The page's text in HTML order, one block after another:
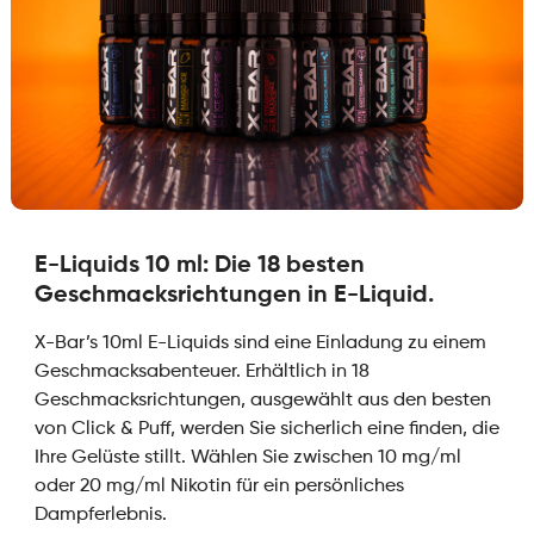
E-Liquids 10 ml: Die 18 besten
Geschmacksrichtungen in E-Liquid.
X-Bar’s 10ml E-Liquids sind eine Einladung zu einem
Geschmacksabenteuer. Erhältlich in 18
Geschmacksrichtungen, ausgewählt aus den besten
von Click & Puff, werden Sie sicherlich eine finden, die
Ihre Gelüste stillt. Wählen Sie zwischen 10 mg/ml
oder 20 mg/ml Nikotin für ein persönliches
Dampferlebnis.